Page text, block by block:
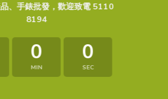
、手錶批發，歡迎致電 5110
8194
0
MIN
0
SEC